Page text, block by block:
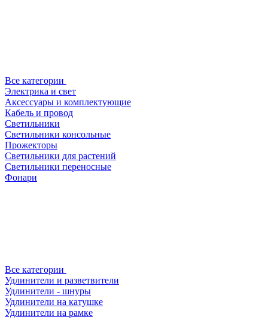
Все категории
Электрика и свет
Аксессуары и комплектующие
Кабель и провод
Светильники
Светильники консольные
Прожекторы
Светильники для растений
Светильники переносные
Фонари
Все категории
Удлинители и разветвители
Удлинители - шнуры
Удлинители на катушке
Удлинители на рамке